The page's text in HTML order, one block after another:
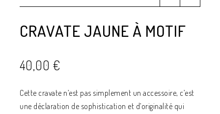
CRAVATE JAUNE À MOTIF
40,00 €
Cette cravate n’est pas simplement un accessoire, c’est
une déclaration de sophistication et d’originalité qui